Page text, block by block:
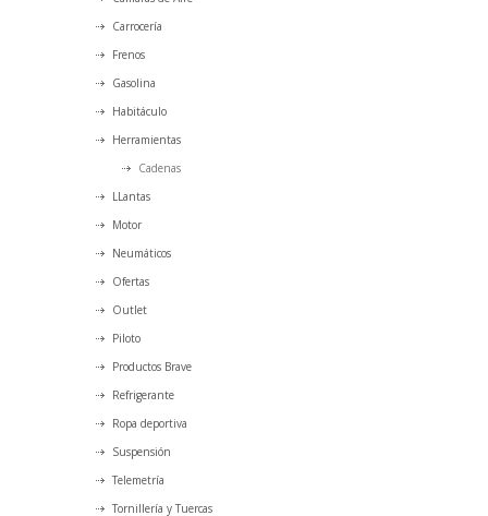
Carrocería
Frenos
Gasolina
Habitáculo
Herramientas
Cadenas
LLantas
Motor
Neumáticos
Ofertas
Outlet
Piloto
Productos Brave
Refrigerante
Ropa deportiva
Suspensión
Telemetría
Tornillería y Tuercas